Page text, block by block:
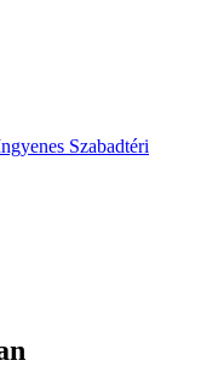
Szabadtéri